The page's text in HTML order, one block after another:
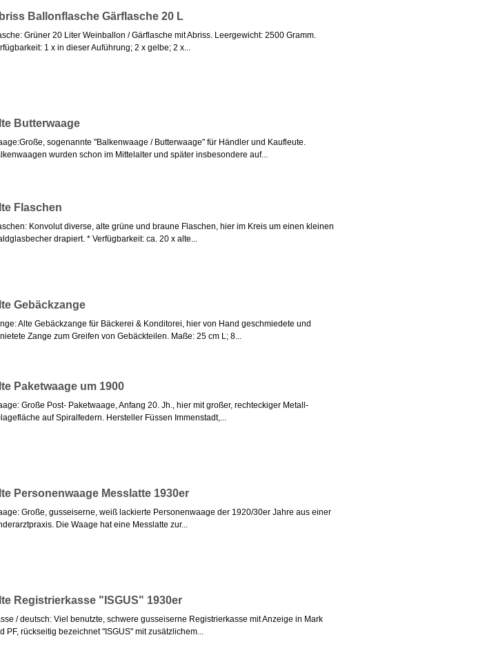
Ballonflasche Gärflasche 20 L
Grüner 20 Liter Weinballon / Gärflasche mit Abriss. Leergewicht: 2500 Gramm.
1 x in dieser Auführung; 2 x gelbe; 2 x...
Butterwaage
sogenannte "Balkenwaage / Butterwaage" für Händler und Kaufleute.
wurden schon im Mittelalter und später insbesondere auf...
Flaschen
Konvolut diverse, alte grüne und braune Flaschen, hier im Kreis um einen kleinen
drapiert. * Verfügbarkeit: ca. 20 x alte...
Gebäckzange
Alte Gebäckzange für Bäckerei & Konditorei, hier von Hand geschmiedete und
Zange zum Greifen von Gebäckteilen. Maße: 25 cm L; 8...
Paketwaage um 1900
Große Post- Paketwaage, Anfang 20. Jh., hier mit großer, rechteckiger Metall-
auf Spiralfedern. Hersteller Füssen Immenstadt,...
Personenwaage Messlatte 1930er
Große, gusseiserne, weiß lackierte Personenwaage der 1920/30er Jahre aus einer
Die Waage hat eine Messlatte zur...
Registrierkasse "ISGUS" 1930er
/ deutsch: Viel benutzte, schwere gusseiserne Registrierkasse mit Anzeige in Mark
PF, rückseitig bezeichnet "ISGUS" mit zusätzlichem...